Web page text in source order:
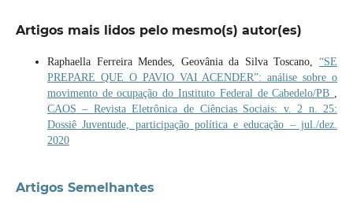
Artigos mais lidos pelo mesmo(s) autor(es)
Raphaella Ferreira Mendes, Geovânia da Silva Toscano,“SE
PREPARE QUE O PAVIO VAI ACENDER”: análise sobre o
movimento de ocupação do Instituto Federal de Cabedelo/PB ,
CAOS – Revista Eletrônica de Ciências Sociais: v. 2 n. 25:
Dossiê Juventude, participação política e educação – jul./dez.
2020
Artigos Semelhantes